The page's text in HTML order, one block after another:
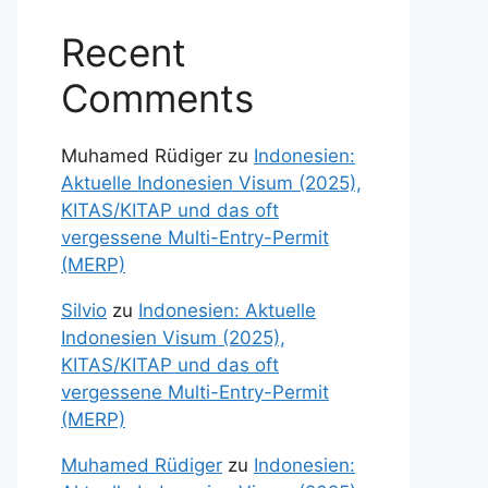
Recent
Comments
Muhamed Rüdiger zu Indonesien:
Aktuelle Indonesien Visum (2025),
KITAS/KITAP und das oft
vergessene Multi-Entry-Permit
(MERP)
Silvio zu Indonesien: Aktuelle
Indonesien Visum (2025),
KITAS/KITAP und das oft
vergessene Multi-Entry-Permit
(MERP)
Muhamed Rüdiger zu Indonesien: